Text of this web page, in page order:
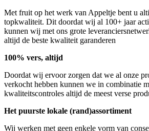
Met fruit op het werk van Appeltje bent u
topkwaliteit. Dit doordat wij al 100+ jaar
kunnen wij met ons grote
altijd de beste kwaliteit garanderen
100% vers, altijd
Doordat wij ervoor zorgen dat we al onze
verkocht hebben kunnen we in combinatie
kwaliteitscontroles altijd de meest verse
Het puurste lokale (rand)assortiment
Wij werken met geen enkele vorm van